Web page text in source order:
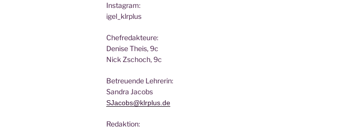
Insta­gram:
igel_klrplus
Chef­re­dak­teu­re:
Deni­se Theis, 9c
Nick Zscho­ch, 9c
Betreu­en­de Lehrerin:
San­dra Jacobs
SJacobs@klrplus.de
Redak­ti­on: